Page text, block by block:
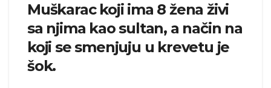
Muškarac koji ima 8 žena živi
sa njima kao sultan, a način na
koji se smenjuju u krevetu je
šok.